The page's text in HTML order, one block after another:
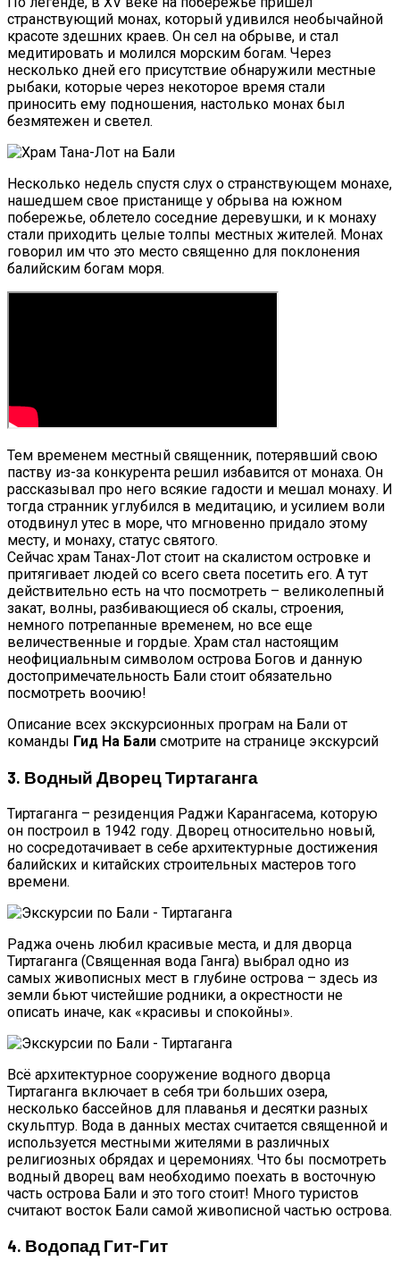
странствующий монах, который удивился необычайной
красоте здешних краев. Он сел на обрыве, и стал
медитировать и молился морским богам. Через
несколько дней его присутствие обнаружили местные
рыбаки, которые через некоторое время стали
приносить ему подношения, настолько монах был
безмятежен и светел.
Несколько недель спустя слух о странствующем монахе,
нашедшем свое пристанище у обрыва на южном
побережье, облетело соседние деревушки, и к монаху
стали приходить целые толпы местных жителей. Монах
говорил им что это место священно для поклонения
балийским богам моря.
Тем временем местный священник, потерявший свою
паству из-за конкурента решил избавится от монаха. Он
рассказывал про него всякие гадости и мешал монаху. И
тогда странник углубился в медитацию, и усилием воли
отодвинул утес в море, что мгновенно придало этому
месту, и монаху, статус святого.
Сейчас храм Танах-Лот стоит на скалистом островке и
притягивает людей со всего света посетить его. А тут
действительно есть на что посмотреть – великолепный
закат, волны, разбивающиеся об скалы, строения,
немного потрепанные временем, но все еще
величественные и гордые. Храм стал настоящим
неофициальным символом острова Богов и данную
достопримечательность Бали стоит обязательно
посмотреть воочию!
Описание всех экскурсионных програм на Бали от
команды Гид На Бали смотрите на странице экскурсий
3. Водный Дворец Тиртаганга
Тиртаганга – резиденция Раджи Карангасема, которую
он построил в 1942 году. Дворец относительно новый,
но сосредотачивает в себе архитектурные достижения
балийских и китайских строительных мастеров того
времени.
Раджа очень любил красивые места, и для дворца
Тиртаганга (Священная вода Ганга) выбрал одно из
самых живописных мест в глубине острова – здесь из
земли бьют чистейшие родники, а окрестности не
описать иначе, как «красивы и спокойны».
Всё архитектурное сооружение водного дворца
Тиртаганга включает в себя три больших озера,
несколько бассейнов для плаванья и десятки разных
скульптур. Вода в данных местах считается священной и
используется местными жителями в различных
религиозных обрядах и церемониях. Что бы посмотреть
водный дворец вам необходимо поехать в восточную
часть острова Бали и это того стоит! Много туристов
считают восток Бали самой живописной частью острова.
4. Водопад Гит-Гит